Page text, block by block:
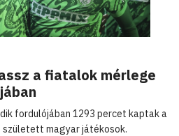
a fiatalok mérlege
fordulójában 1293 percet kaptak a
született magyar játékosok.